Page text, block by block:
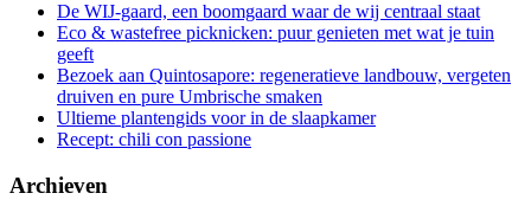
De WIJ-gaard, een boomgaard waar de wij centraal staat
Eco & wastefree picknicken: puur genieten met wat je tuin
geeft
Bezoek aan Quintosapore: regeneratieve landbouw, vergeten
druiven en pure Umbrische smaken
Ultieme plantengids voor in de slaapkamer
Recept: chili con passione
Archieven